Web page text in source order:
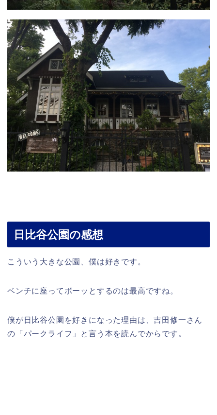
日比谷公園の感想
こういう大きな公園、僕は好きです。
ベンチに座ってボーッとするのは最高ですね。
僕が日比谷公園を好きになった理由は、吉田修一さん
の「パークライフ」と言う本を読んでからです。